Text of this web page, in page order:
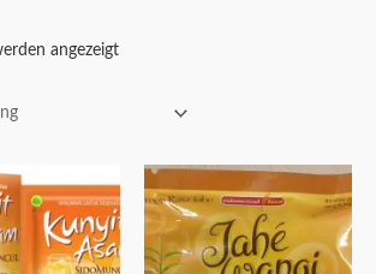
angezeigt